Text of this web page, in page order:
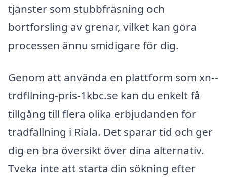
tjänster som stubbfräsning och
bortforsling av grenar, vilket kan göra
processen ännu smidigare för dig.
Genom att använda en plattform som xn--
trdfllning-pris-1kbc.se kan du enkelt få
tillgång till flera olika erbjudanden för
trädfällning i Riala. Det sparar tid och ger
dig en bra översikt över dina alternativ.
Tveka inte att starta din sökning efter